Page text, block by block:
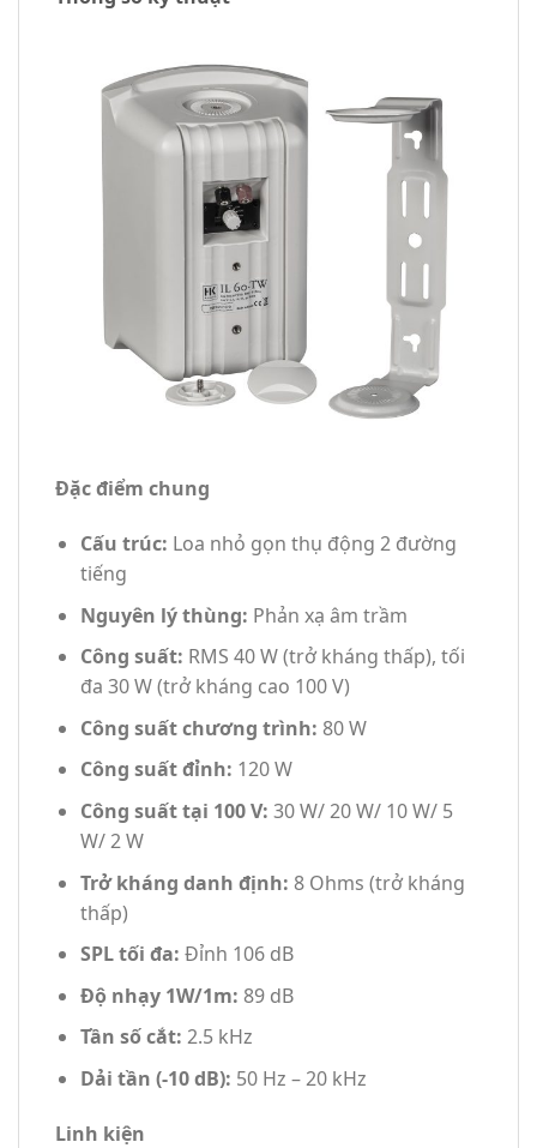
Đặc điểm chung
Cấu trúc: Loa nhỏ gọn thụ động 2 đường
tiếng
Nguyên lý thùng: Phản xạ âm trầm
Công suất: RMS 40 W (trở kháng thấp), tối
đa 30 W (trở kháng cao 100 V)
Công suất chương trình: 80 W
Công suất đỉnh: 120 W
Công suất tại 100 V: 30 W/ 20 W/ 10 W/ 5
W/ 2 W
Trở kháng danh định: 8 Ohms (trở kháng
thấp)
SPL tối đa: Đỉnh 106 dB
Độ nhạy 1W/1m: 89 dB
Tần số cắt: 2.5 kHz
Dải tần (-10 dB): 50 Hz – 20 kHz
Linh kiện